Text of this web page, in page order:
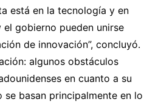
está en la tecnología y en
gobierno pueden unirse
de innovación”, concluyó.
algunos obstáculos
en cuanto a su
basan principalmente en lo